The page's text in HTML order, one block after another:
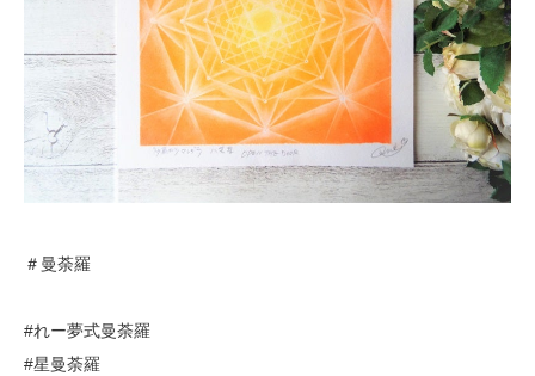
＃曼荼羅
#れー夢式曼荼羅
#星曼荼羅